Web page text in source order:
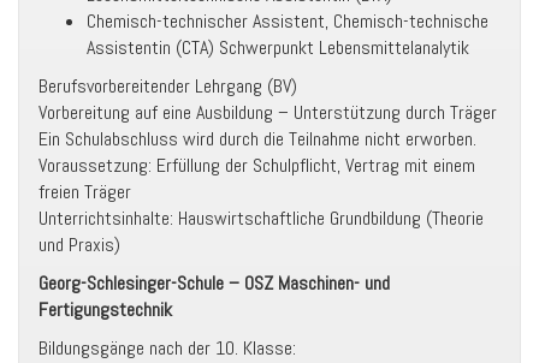
Chemisch-technischer Assistent, Chemisch-technische
Assistentin (CTA) Schwerpunkt Lebensmittelanalytik
Berufsvorbereitender Lehrgang (BV)
Vorbereitung auf eine Ausbildung – Unterstützung durch Träger
Ein Schulabschluss wird durch die Teilnahme nicht erworben.
Voraussetzung: Erfüllung der Schulpflicht, Vertrag mit einem
freien Träger
Unterrichtsinhalte: Hauswirtschaftliche Grundbildung (Theorie
und Praxis)
Georg-Schlesinger-Schule – OSZ Maschinen- und
Fertigungstechnik
Bildungsgänge nach der 10. Klasse: